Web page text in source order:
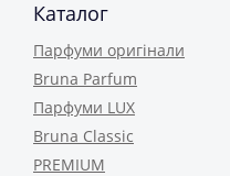
Каталог
Парфуми оригінали
Bruna Parfum
Парфуми LUX
Bruna Classic
PREMIUM